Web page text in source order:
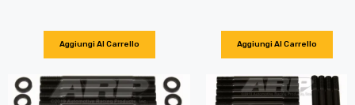
Aggiungi Al Carrello Aggiungi Al Carrello